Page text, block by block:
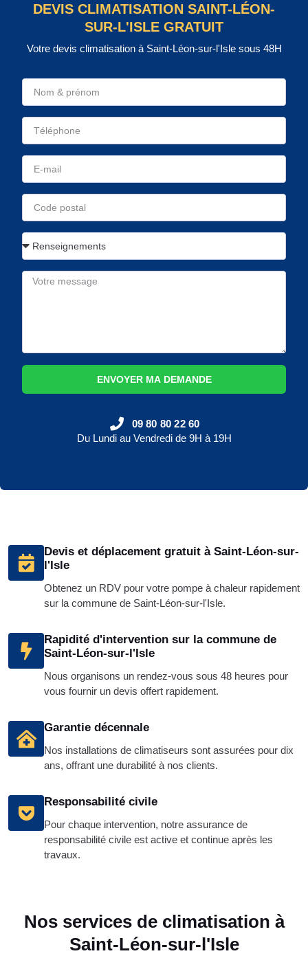
Devis et déplacement gratuit à Saint-Léon-sur-
l'Isle
Obtenez un RDV pour votre pompe à chaleur rapidement
sur la commune de Saint-Léon-sur-l'Isle.
Rapidité d'intervention sur la commune de
Saint-Léon-sur-l'Isle
Nous organisons un rendez-vous sous 48 heures pour
vous fournir un devis offert rapidement.
Garantie décennale
Nos installations de climatiseurs sont assurées pour dix
ans, offrant une durabilité à nos clients.
Responsabilité civile
Pour chaque intervention, notre assurance de
responsabilité civile est active et continue après les
travaux.
DEVIS CLIMATISATION SAINT-LÉON-
SUR-L'ISLE GRATUIT
Votre devis climatisation à Saint-Léon-sur-l'Isle sous 48H
ENVOYER MA DEMANDE
09 80 80 22 60
Du Lundi au Vendredi de 9H à 19H
Nos services de climatisation à
Saint-Léon-sur-l'Isle